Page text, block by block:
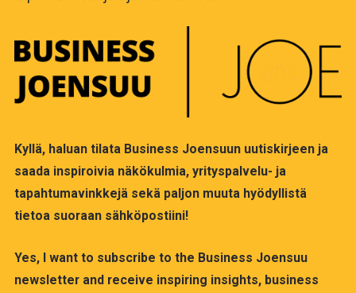
Kyllä, haluan tilata Business Joensuun uutiskirjeen ja
saada inspiroivia näkökulmia, yrityspalvelu- ja
tapahtumavinkkejä sekä paljon muuta hyödyllistä
tietoa suoraan sähköpostiini!
Yes, I want to subscribe to the Business Joensuu
newsletter and receive inspiring insights, business